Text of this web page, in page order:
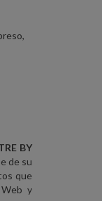
BY
de su
que
y